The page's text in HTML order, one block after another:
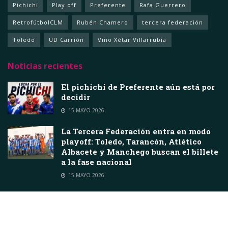
Pichichi Play off Preferente Rafa Guerrero
RetrofútbolCLM Rubén Chamero tercera federación
Toledo UD Carrión Vino Xétar Villarrubia
Noticias recientes
El pichichi de Preferente aún está por
decidir
15 MAYO 2026
La Tercera Federación entra en modo
playoff: Toledo, Tarancón, Atlético
Albacete y Manchego buscan el billete
a la fase nacional
15 MAYO 2026